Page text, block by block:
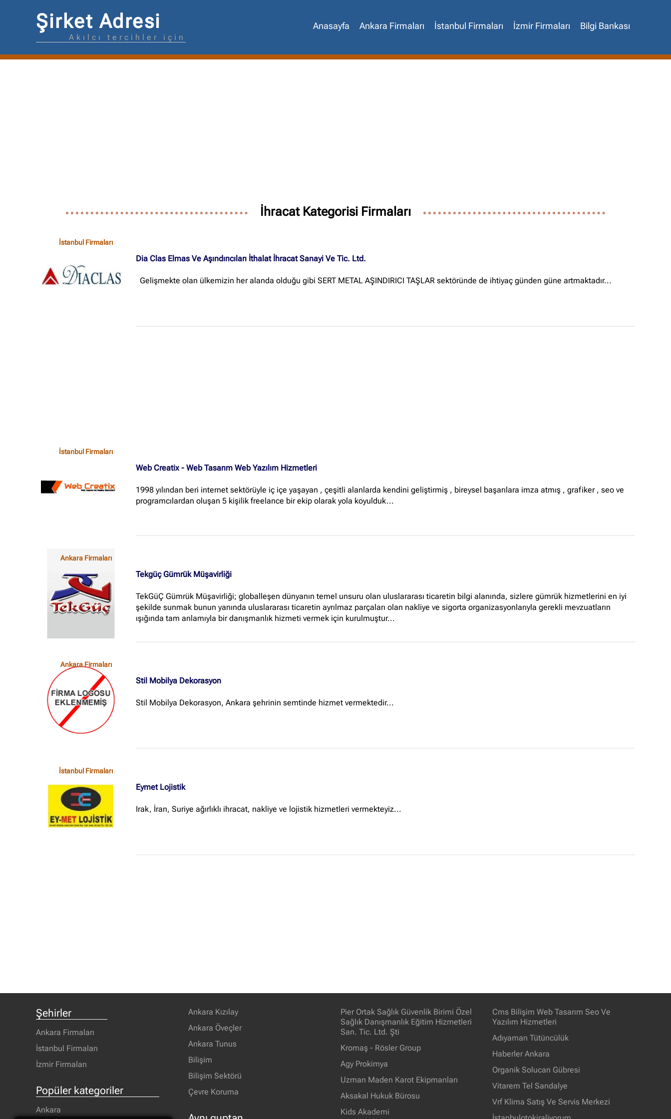
Şirket Adresi
Akılcı tercihler için
Anasayfa Ankara Firmaları İstanbul Firmaları İzmir Firmaları Bilgi Bankası
İhracat Kategorisi Firmaları
İstanbul Firmaları
Dia Clas Elmas Ve Aşındırıcıları İthalat İhracat Sanayi Ve Tic. Ltd.
Gelişmekte olan ülkemizin her alanda olduğu gibi SERT METAL AŞINDIRICI TAŞLAR sektöründe de ihtiyaç günden güne artmaktadır...
İstanbul Firmaları
Web Creatix - Web Tasarım Web Yazılım Hizmetleri
1998 yılından beri internet sektörüyle iç içe yaşayan , çeşitli alanlarda kendini geliştirmiş , bireysel başarılara imza atmış , grafiker , seo ve
programcılardan oluşan 5 kişilik freelance bir ekip olarak yola koyulduk...
Ankara Firmaları
Tekgüç Gümrük Müşavirliği
TekGüÇ Gümrük Müşavirliği; globalleşen dünyanın temel unsuru olan uluslararası ticaretin bilgi alanında, sizlere gümrük hizmetlerini en iyi
şekilde sunmak bunun yanında uluslararası ticaretin ayrılmaz parçaları olan nakliye ve sigorta organizasyonlarıyla gerekli mevzuatların
ışığında tam anlamıyla bir danışmanlık hizmeti vermek için kurulmuştur...
Ankara Firmaları
Stil Mobilya Dekorasyon
Stil Mobilya Dekorasyon, Ankara şehrinin semtinde hizmet vermektedir...
İstanbul Firmaları
Eymet Lojistik
Irak, İran, Suriye ağırlıklı ihracat, nakliye ve lojistik hizmetleri vermekteyiz...
Şehirler
Ankara Firmaları
İstanbul Firmaları
İzmir Firmaları
Popüler kategoriler
Ankara
Ankara Kızılay
Ankara Öveçler
Ankara Tunus
Bilişim
Bilişim Sektörü
Çevre Koruma
Pier Ortak Sağlık Güvenlik Birimi Özel
Sağlık Danışmanlık Eğitim Hizmetleri
San. Tic. Ltd. Şti
Kromaş - Rösler Group
Agy Prokimya
Uzman Maden Karot Ekipmanları
Aksakal Hukuk Bürosu
Kids Akademi
Cms Bilişim Web Tasarım Seo Ve
Yazılım Hizmetleri
Adıyaman Tütüncülük
Haberler Ankara
Organik Solucan Gübresi
Vitarem Tel Sandalye
Vrf Klima Satış Ve Servis Merkezi
Site içi arama
🔍